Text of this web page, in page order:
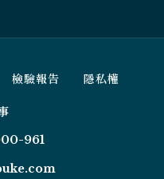
檢驗報告 隱私權
961